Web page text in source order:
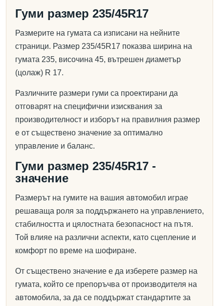
Гуми размер 235/45R17
Размерите на гумата са изписани на нейните
страници. Размер 235/45R17 показва ширина на
гумата 235, височина 45, вътрешен диаметър
(цолаж) R 17.
Различните размери гуми са проектирани да
отговарят на специфични изисквания за
производителност и изборът на правилния размер
е от съществено значение за оптимално
управление и баланс.
Гуми размер 235/45R17 -
значение
Размерът на гумите на вашия автомобил играе
решаваща роля за поддържането на управлението,
стабилността и цялостната безопасност на пътя.
Той влияе на различни аспекти, като сцепление и
комфорт по време на шофиране.
От съществено значение е да изберете размер на
гумата, който се препоръчва от производителя на
автомобила, за да се поддържат стандартите за